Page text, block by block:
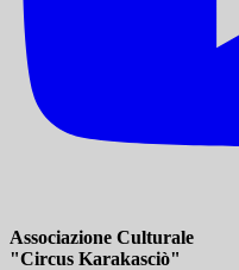
Associazione Culturale
"Circus Karakasciò"